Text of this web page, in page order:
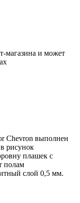
магазина и может
Chevron выполнен
рисунок
плашек с
полам
слой 0,5 мм.